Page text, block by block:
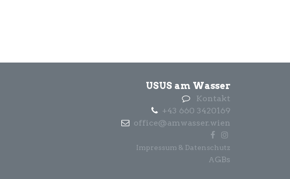
USUS am Wasser
Kontakt
+43 660 3420169
office@amwasser.wien
Impressum & Datenschutz
AGBs